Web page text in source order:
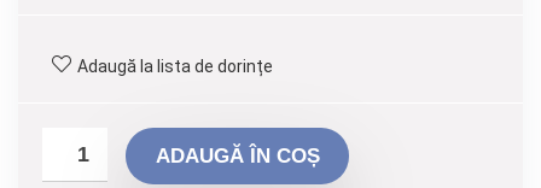
Adaugă la lista de dorințe
ADAUGĂ ÎN COȘ